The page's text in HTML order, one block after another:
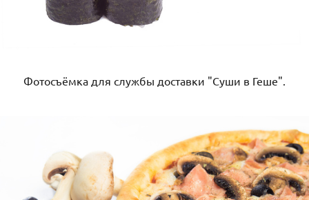
Фотосъёмка для службы доставки "Суши в Геше".